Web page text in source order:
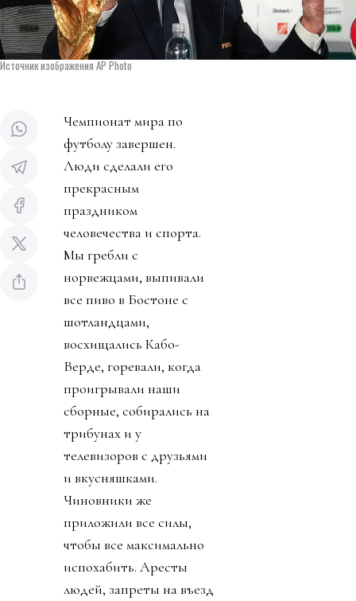
Источник изображения AP Photo
Чемпионат мира по
футболу завершен.
Люди сделали его
прекрасным
праздником
человечества и спорта.
Мы гребли с
норвежцами, выпивали
все пиво в Бостоне с
шотландцами,
восхищались Кабо-
Верде, горевали, когда
проигрывали наши
сборные, собирались на
трибунах и у
телевизоров с друзьями
и вкусняшками.
Чиновники же
приложили все силы,
чтобы все максимально
испохабить. Аресты
людей, запреты на въезд